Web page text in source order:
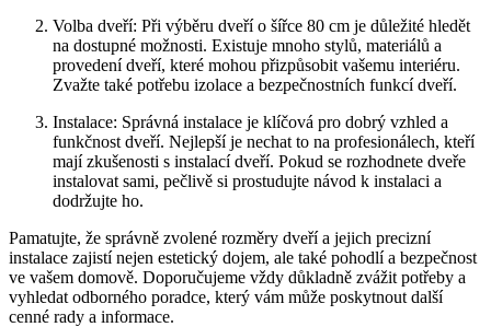
Volba dveří: Při výběru dveří o šířce 80 cm je důležité hledět
na dostupné možnosti. Existuje mnoho stylů, materiálů a
provedení dveří, které mohou přizpůsobit vašemu interiéru.
Zvažte také potřebu izolace a bezpečnostních funkcí dveří.
Instalace: Správná instalace je klíčová pro dobrý vzhled a
funkčnost dveří. Nejlepší je nechat to na profesionálech, kteří
mají zkušenosti s instalací dveří. Pokud se rozhodnete dveře
instalovat sami, pečlivě si prostudujte návod k instalaci a
dodržujte ho.
Pamatujte, že správně zvolené rozměry dveří a jejich precizní
instalace zajistí nejen estetický dojem, ale také pohodlí a bezpečnost
ve vašem domově. Doporučujeme vždy důkladně zvážit potřeby a
vyhledat odborného poradce, který vám může poskytnout další
cenné rady a informace.